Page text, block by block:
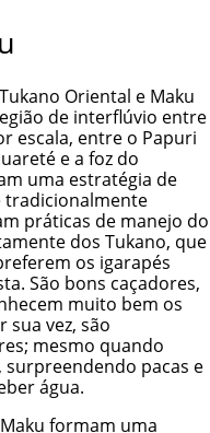
Oriental e Maku
de interflúvio entre
escala, entre o Papuri
e a foz do
uma estratégia de
tradicionalmente
práticas de manejo do
dos Tukano, que
os igarapés
São bons caçadores,
muito bem os
sua vez, são
mesmo quando
surpreendendo pacas e
água.
formam uma